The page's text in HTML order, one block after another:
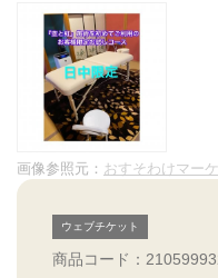
画像参照元： おすそわけマー
ウェブチケット
商品コード：